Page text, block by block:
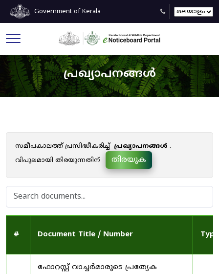
Government of Kerala
പ്രഖ്യാപനങ്ങൾ
സമീപകാലത്ത് പ്രസിദ്ധീകരിച്ച് പ്രഖ്യാപനങ്ങൾ .
വിപുലമായി തിരയുന്നതിന്
തിരയുക
# Document Title / Number Type
ഫോറസ്റ്റ് വാച്ചർമാരുടെ പ്രത്യേക